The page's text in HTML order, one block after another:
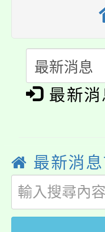
程，歡
心理、
系所師
縣市「
門員」
踴躍報
桃園市
要點
「桃園
展演活
115年
義教育
公告本
「2026
生本土
公告本
代理(課
公告本
代理(課
轉知中
最新消
最新消